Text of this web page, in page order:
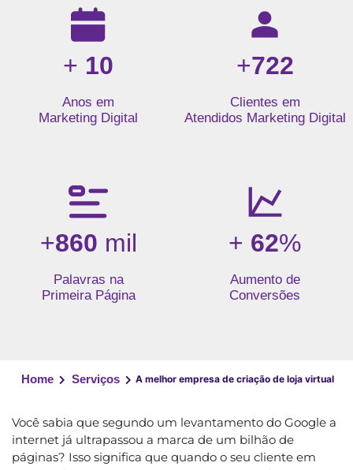
Resultados da nossa agência de marketing digital: mais
+ 10
Anos em
Marketing Digital
+722
Clientes em
Atendidos Marketing Digital
+860 mil
Palavras na
Primeira Página
+ 62%
Aumento de
Conversões
Home Serviços A melhor empresa de criação de loja virtual
Você sabia que segundo um levantamento do Google a
internet já ultrapassou a marca de um bilhão de
páginas? Isso significa que quando o seu cliente em